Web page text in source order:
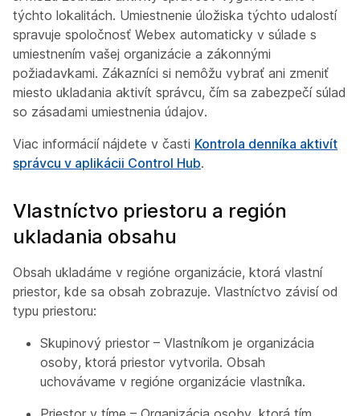
týchto lokalitách. Umiestnenie úložiska týchto udalostí
spravuje spoločnosť Webex automaticky v súlade s
umiestnením vašej organizácie a zákonnými
požiadavkami. Zákazníci si nemôžu vybrať ani zmeniť
miesto ukladania aktivít správcu, čím sa zabezpečí súlad
so zásadami umiestnenia údajov.
Viac informácií nájdete v časti Kontrola denníka aktivít
správcu v aplikácii Control Hub.
Vlastníctvo priestoru a región
ukladania obsahu
Obsah ukladáme v regióne organizácie, ktorá vlastní
priestor, kde sa obsah zobrazuje. Vlastníctvo závisí od
typu priestoru:
Skupinový priestor – Vlastníkom je organizácia
osoby, ktorá priestor vytvorila. Obsah
uchovávame v regióne organizácie vlastníka.